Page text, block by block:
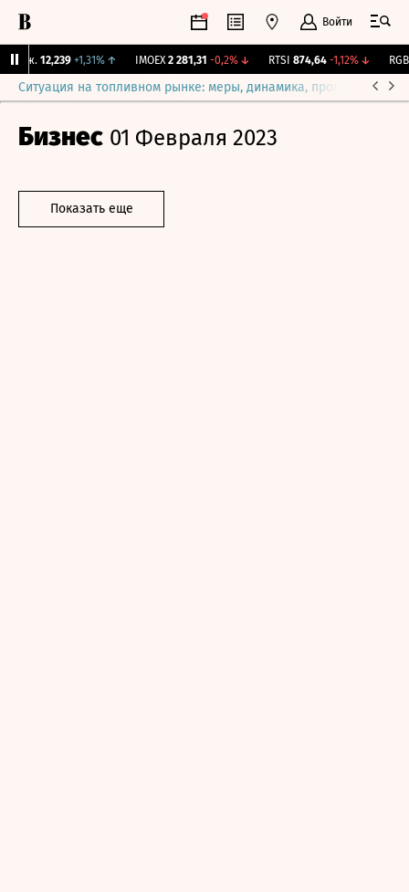
Войти
12,239 +1,31% ↑ IMOEX 2 281,31 -0,2%↓ RTSI 874,64 -1,12%↓ RGBI
Ситуация на топливном рынке: меры, динамика, прогнозы
Бизнес 01 Февраля 2023
Показать еще